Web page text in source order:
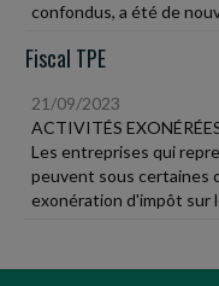
confondus, a été de
Fiscal TPE
21/09/2023
ACTIVITÉS
Les entreprises qui
peuvent sous certaines
exonération d'impôt sur